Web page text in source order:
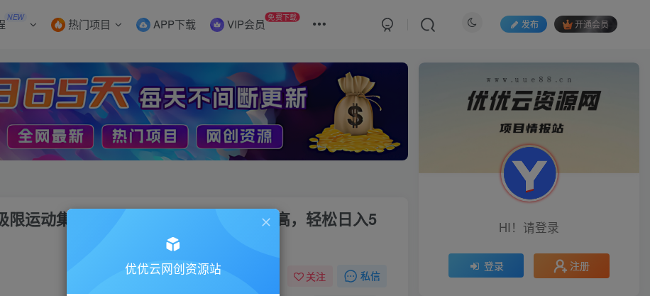
NEW 热门项目 APP下载 VIP会员 免费下载
发布 开通会员
运动集锦，暴力起号，操作简单流量高，轻松日入5
关注 私信
HI！请登录
登录 注册
优优云网创资源站